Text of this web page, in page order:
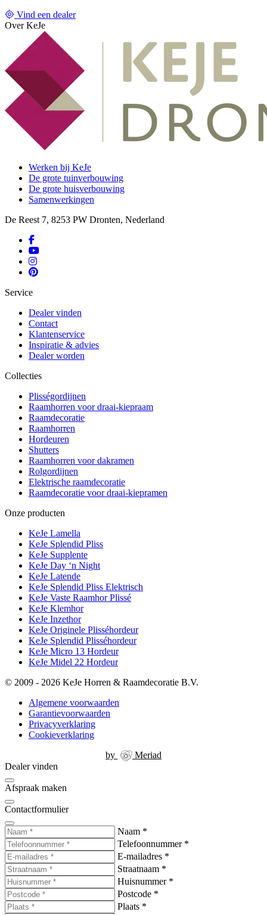
Vind een dealer
Over KeJe
Werken bij KeJe
De grote tuinverbouwing
De grote huisverbouwing
Samenwerkingen
De Reest 7, 8253 PW Dronten, Nederland
Service
Dealer vinden
Contact
Klantenservice
Inspiratie & advies
Dealer worden
Collecties
Plisségordijnen
Raamhorren voor draai-kiepraam
Raamdecoratie
Raamhorren
Hordeuren
Shutters
Raamhorren voor dakramen
Rolgordijnen
Elektrische raamdecoratie
Raamdecoratie voor draai-kiepramen
Onze producten
KeJe Lamella
KeJe Splendid Pliss
KeJe Supplente
KeJe Day ‘n Night
KeJe Latende
KeJe Splendid Pliss Elektrisch
KeJe Vaste Raamhor Plissé
KeJe Klemhor
KeJe Inzethor
KeJe Originele Plisséhordeur
KeJe Splendid Plisséhordeur
KeJe Micro 13 Hordeur
KeJe Midel 22 Hordeur
© 2009 - 2026 KeJe Horren & Raamdecoratie B.V.
Algemene voorwaarden
Garantievoorwaarden
Privacyverklaring
Cookieverklaring
by
Meriad
Dealer vinden
Afspraak maken
Contactformulier
Naam *
Telefoonnummer *
E-mailadres *
Straatnaam *
Huisnummer *
Postcode *
Plaats *